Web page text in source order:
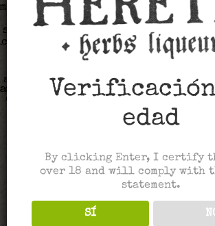
Se
una
durante
y
cookies
Tienes la opción
cookies instaladas
las opciones del
desactivar cookies,
podrían dejar de
las cookies es
normalmente puede
Opciones. También
navegador dónde
podrá en cualquier
funcionen en este
Verificación
edad
By clicking Enter, I certify
over 18 and will comply with
statement.
SÍ